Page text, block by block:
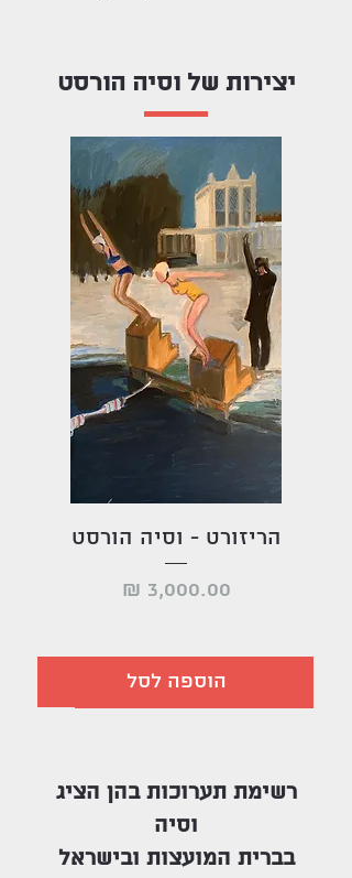
יצירות של וסיה הורסט
הריזורט - וסיה הורסט
מחיר
הוספה לסל
רשימת תערוכות בהן הציג
וסיה
בברית המועצות ובישראל